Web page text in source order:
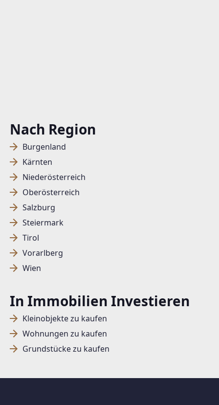
Nach Region
Burgenland
Kärnten
Niederösterreich
Oberösterreich
Salzburg
Steiermark
Tirol
Vorarlberg
Wien
In Immobilien Investieren
Kleinobjekte zu kaufen
Wohnungen zu kaufen
Grundstücke zu kaufen
SUCHAGENT ANLEGEN FÜR DIE
AKTUELLEN SUCHKRITERIEN
Dieser Filter wird viele Treffer erzeugen. Bitte setzen
Sie weitere Filter!
Ich stimme der Verarbeitung meiner Daten, wie